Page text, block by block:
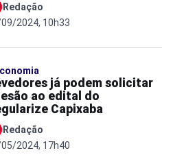
Redação
2024, 10h33
já podem solicitar
ao edital do
Capixaba
Redação
2024, 17h40